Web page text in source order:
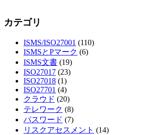
カテゴリ
ISMS/ISO27001 (110)
ISMSとPマーク (6)
ISMS文書 (19)
ISO27017 (23)
ISO27018 (1)
ISO27701 (4)
クラウド (20)
テレワーク (8)
パスワード (7)
リスクアセスメント (14)